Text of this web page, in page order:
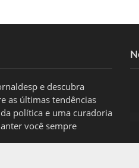
e descubra
as últimas tendências
política e uma curadoria
você sempre